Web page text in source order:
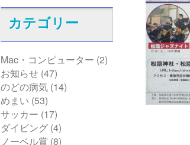
カテゴリー
Mac・コンピューター (2)
お知らせ (47)
のどの病気 (14)
めまい (53)
サッカー (17)
ダイビング (4)
ノーベル賞 (8)